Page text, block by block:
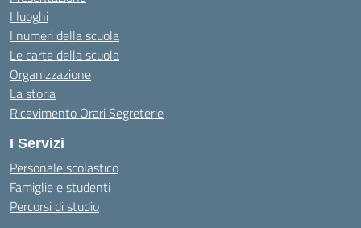
I luoghi
I numeri della scuola
Le carte della scuola
Organizzazione
La storia
Ricevimento Orari Segreterie
I Servizi
Personale scolastico
Famiglie e studenti
Percorsi di studio